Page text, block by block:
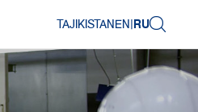
TAJIKISTANEN|RU